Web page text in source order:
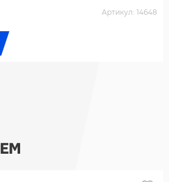
Артикул: 14648